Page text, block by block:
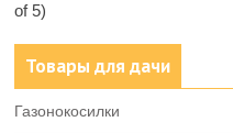
of 5)
Товары для дачи
Газонокосилки